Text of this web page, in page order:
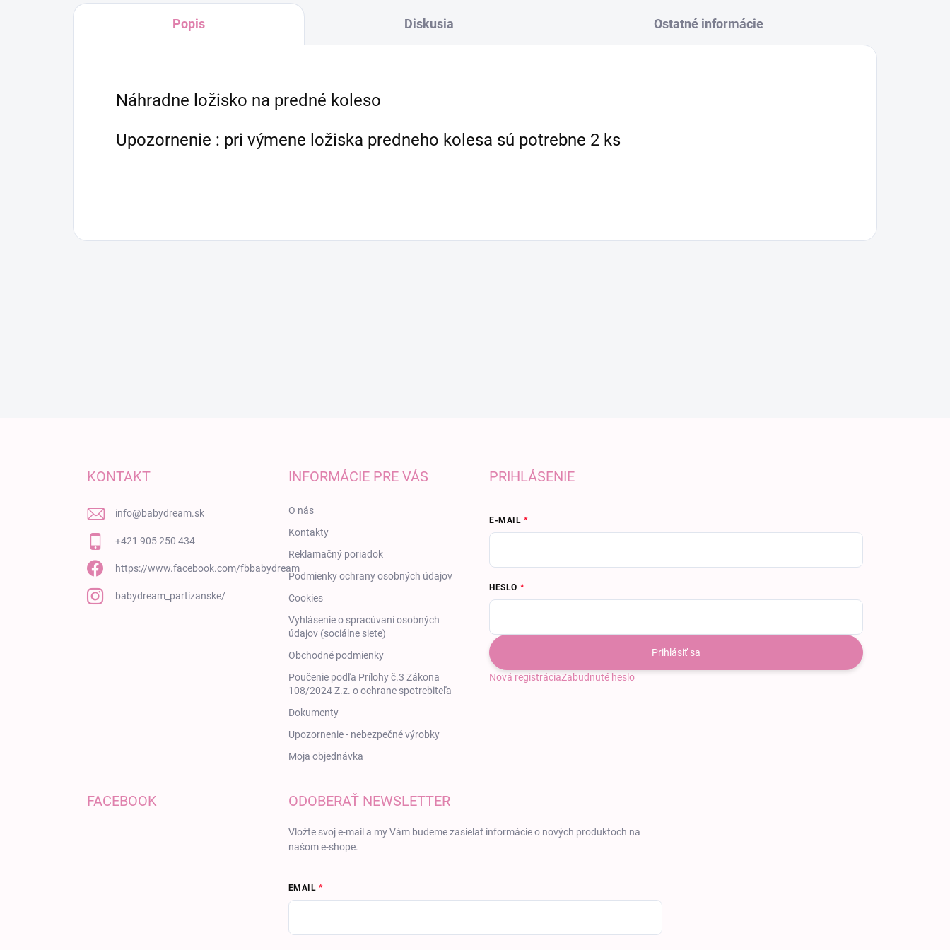
Popis Diskusia Ostatné informácie
Náhradne ložisko na predné koleso
Upozornenie : pri výmene ložiska predneho kolesa sú potrebne 2 ks
KONTAKT
info@babydream.sk
+421 905 250 434
https://www.facebook.com/fbbabydream
babydream_partizanske/
INFORMÁCIE PRE VÁS
O nás
Kontakty
Reklamačný poriadok
Podmienky ochrany osobných údajov
Cookies
Vyhlásenie o spracúvaní osobných
údajov (sociálne siete)
Obchodné podmienky
Poučenie podľa Prílohy č.3 Zákona
108/2024 Z.z. o ochrane spotrebiteľa
Dokumenty
Upozornenie - nebezpečné výrobky
Moja objednávka
PRIHLÁSENIE
E-MAIL
HESLO
Prihlásiť sa
Nová registráciaZabudnuté heslo
FACEBOOK ODOBERAŤ NEWSLETTER
Vložte svoj e-mail a my Vám budeme zasielať informácie o nových produktoch na
našom e-shope.
EMAIL